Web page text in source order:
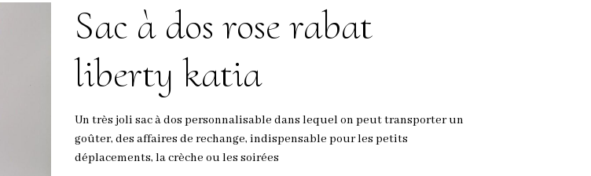
Sac à dos rose rabat
liberty katia
Un très joli sac à dos personnalisable dans lequel on peut transporter un
goûter, des affaires de rechange, indispensable pour les petits
déplacements, la crèche ou les soirées